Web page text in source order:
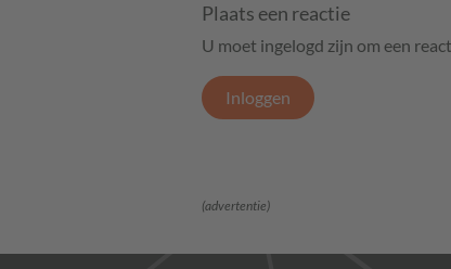
Plaats een reactie
U moet ingelogd zijn om een
Inloggen
(advertentie)